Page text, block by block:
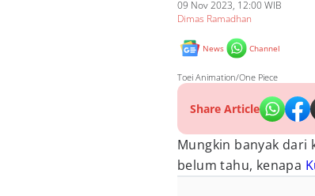
09 Nov 2023, 12:00 WIB
Dimas Ramadhan
News Channel
Toei Animation/One Piece
Share Article
Mungkin banyak dari
belum tahu, kenapa